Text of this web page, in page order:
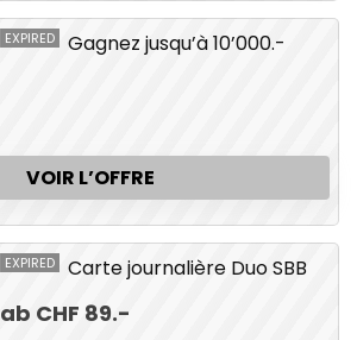
EXPIRED Gagnez jusqu’à 10’000.-
VOIR L’OFFRE
EXPIRED Carte journalière Duo SBB
ab CHF 89.-